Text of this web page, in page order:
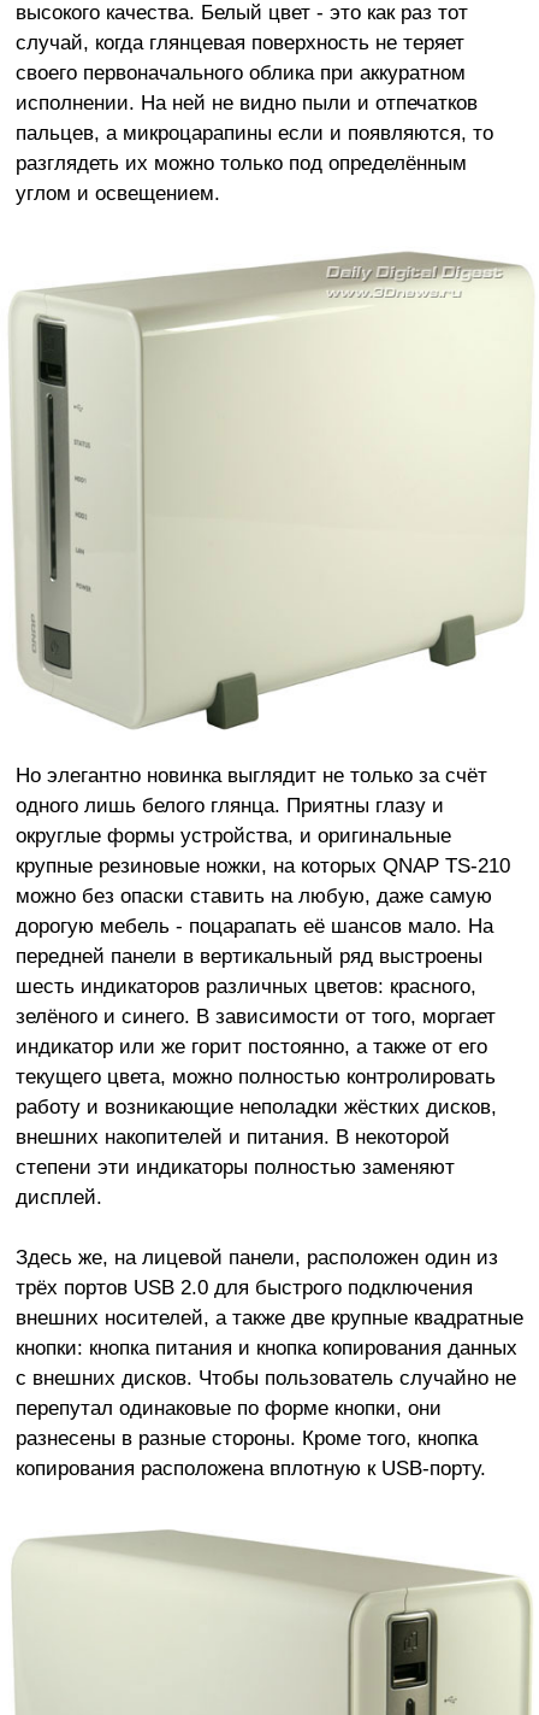
высокого качества. Белый цвет - это как раз тот
случай, когда глянцевая поверхность не теряет
своего первоначального облика при аккуратном
исполнении. На ней не видно пыли и отпечатков
пальцев, а микроцарапины если и появляются, то
разглядеть их можно только под определённым
углом и освещением.
Но элегантно новинка выглядит не только за счёт
одного лишь белого глянца. Приятны глазу и
округлые формы устройства, и оригинальные
крупные резиновые ножки, на которых QNAP TS-210
можно без опаски ставить на любую, даже самую
дорогую мебель - поцарапать её шансов мало. На
передней панели в вертикальный ряд выстроены
шесть индикаторов различных цветов: красного,
зелёного и синего. В зависимости от того, моргает
индикатор или же горит постоянно, а также от его
текущего цвета, можно полностью контролировать
работу и возникающие неполадки жёстких дисков,
внешних накопителей и питания. В некоторой
степени эти индикаторы полностью заменяют
дисплей.
Здесь же, на лицевой панели, расположен один из
трёх портов USB 2.0 для быстрого подключения
внешних носителей, а также две крупные квадратные
кнопки: кнопка питания и кнопка копирования данных
с внешних дисков. Чтобы пользователь случайно не
перепутал одинаковые по форме кнопки, они
разнесены в разные стороны. Кроме того, кнопка
копирования расположена вплотную к USB-порту.